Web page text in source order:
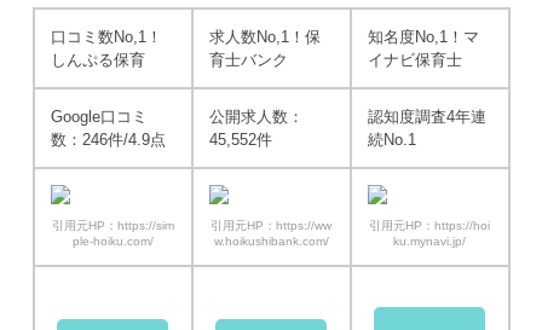
口コミ数No,1！
しんぷる保育
求人数No,1！ 保
育士バンク
知名度No,1！ マ
イナビ保育士
Google口コミ
数：246件/4.9点
公開求人数：
45,552件
認知度調査4年連
続No.1
引用元HP：https://sim
ple-hoiku.com/
引用元HP：https://ww
w.hoikushibank.com/
引用元HP：https://hoi
ku.mynavi.jp/